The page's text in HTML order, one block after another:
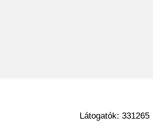
Látogatók: 331265